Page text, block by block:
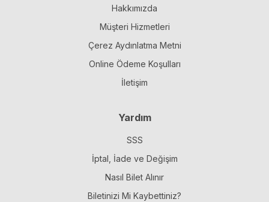
Hakkımızda
Müşteri Hizmetleri
Çerez Aydınlatma Metni
Online Ödeme Koşulları
İletişim
Yardım
SSS
İptal, İade ve Değişim
Nasıl Bilet Alınır
Biletinizi Mi Kaybettiniz?